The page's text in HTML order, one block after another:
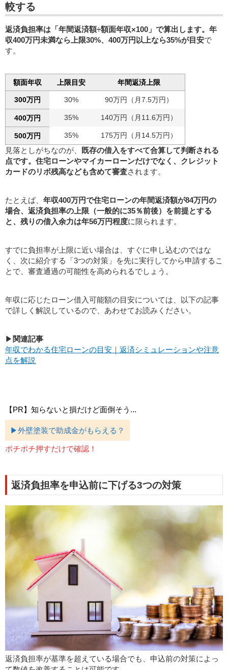
較する
返済負担率は「年間返済額÷額面年収×100」で算出します。年
収400万円未満なら上限30%、400万円以上なら35%が目安で
す。
額面年収 上限目安 年間返済上限
300万円 30% 90万円（月7.5万円）
400万円 35% 140万円（月11.6万円）
500万円 35% 175万円（月14.5万円）
見落としがちなのが、
既存の借入をすべて合算して判断される
点です。住宅ローンやマイカーローンだけでなく、クレジット
カードのリボ残高なども含めて審査されます。
たとえば、 年収400万円で住宅ローンの年間返済額が84万円の
場合、返済負担率の上限（一般的に35％前後）を前提とする
と、残りの借入余力は年56万円程度に限られます。
すでに負担率が上限に近い場合は、すぐに申し込むのではな
く、次に紹介する「3つの対策」を先に実行してから申請するこ
とで、審査通過の可能性を高められるでしょう。
年収に応じたローン借入可能額の目安については、以下の記事
で詳しく解説しているので、あわせてお読みください。
▶ 関連記事
年収でわかる住宅ローンの目安｜返済シミュレーションや注意
点を解説
【PR】知らないと損だけど面倒そう...
▶外壁塗装で助成金がもらえる？
ポチポチ押すだけで確認！
返済負担率を申込前に下げる3つの対策
返済負担率が基準を超えている場合でも、申込前の対策によっ